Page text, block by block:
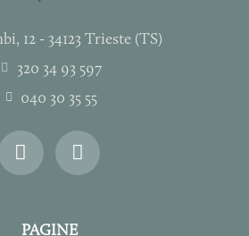
12 - 34123 Trieste (TS)
320 34 93 597
040 30 35 55
I
n
s
a
F
a
c
b
PAGINE